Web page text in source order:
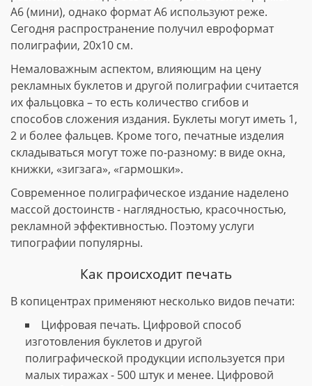
А6 (мини), однако формат А6 используют реже.
Сегодня распространение получил евроформат
полиграфии, 20х10 см.
Немаловажным аспектом, влияющим на цену
рекламных буклетов и другой полиграфии считается
их фальцовка – то есть количество сгибов и
способов сложения издания. Буклеты могут иметь 1,
2 и более фальцев. Кроме того, печатные изделия
складываться могут тоже по-разному: в виде окна,
книжки, «зигзага», «гармошки».
Современное полиграфическое издание наделено
массой достоинств - наглядностью, красочностью,
рекламной эффективностью. Поэтому услуги
типографии популярны.
Как происходит печать
В копицентрах применяют несколько видов печати:
Цифровая печать. Цифровой способ
изготовления буклетов и другой
полиграфической продукции используется при
малых тиражах - 500 штук и менее. Цифровой